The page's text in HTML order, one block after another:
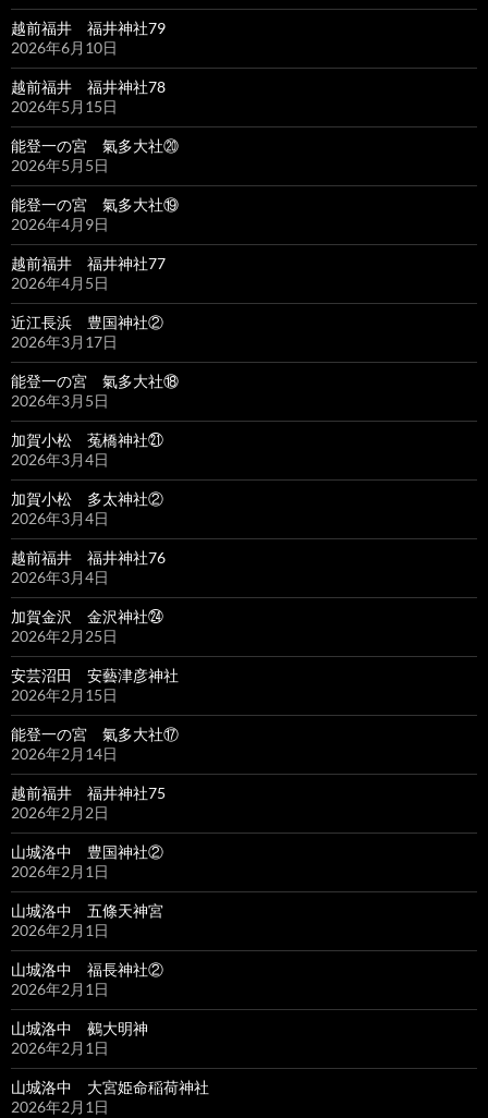
越前福井 福井神社79
2026年6月10日
越前福井 福井神社78
2026年5月15日
能登一の宮 氣多大社⑳
2026年5月5日
能登一の宮 氣多大社⑲
2026年4月9日
越前福井 福井神社77
2026年4月5日
近江長浜 豊国神社②
2026年3月17日
能登一の宮 氣多大社⑱
2026年3月5日
加賀小松 菟橋神社㉑
2026年3月4日
加賀小松 多太神社②
2026年3月4日
越前福井 福井神社76
2026年3月4日
加賀金沢 金沢神社㉔
2026年2月25日
安芸沼田 安藝津彦神社
2026年2月15日
能登一の宮 氣多大社⑰
2026年2月14日
越前福井 福井神社75
2026年2月2日
山城洛中 豊国神社②
2026年2月1日
山城洛中 五條天神宮
2026年2月1日
山城洛中 福長神社②
2026年2月1日
山城洛中 鵺大明神
2026年2月1日
山城洛中 大宮姫命稲荷神社
2026年2月1日